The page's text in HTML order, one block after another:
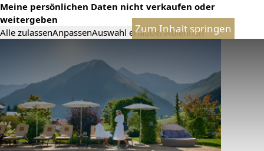
Meine persönlichen Daten nicht verkaufen oder
weitergeben
Alle zulassenAnpassenAuswahl erlaubenAblehnen
Zum Inhalt springen